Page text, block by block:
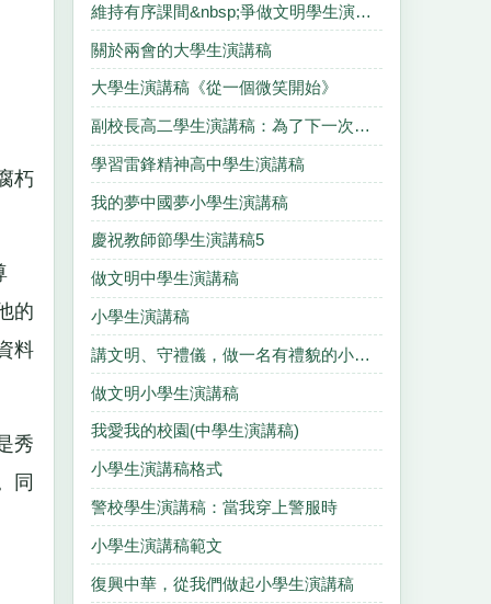
朽
的
料
秀
同
維持有序課間&nbsp;爭做文明學生演講稿
關於兩會的大學生演講稿
大學生演講稿《從一個微笑開始》
副校長高二學生演講稿：為了下一次的精彩
學習雷鋒精神高中學生演講稿
我的夢中國夢小學生演講稿
慶祝教師節學生演講稿5
做文明中學生演講稿
小學生演講稿
講文明、守禮儀，做一名有禮貌的小學生演講稿
做文明小學生演講稿
我愛我的校園(中學生演講稿)
小學生演講稿格式
警校學生演講稿：當我穿上警服時
小學生演講稿範文
復興中華，從我們做起小學生演講稿